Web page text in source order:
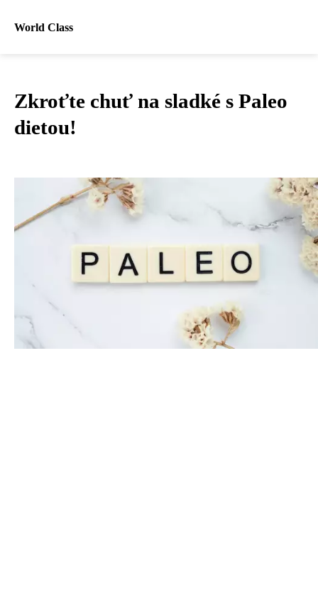
World Class
Zkroťte chuť na sladké s Paleo
dietou!